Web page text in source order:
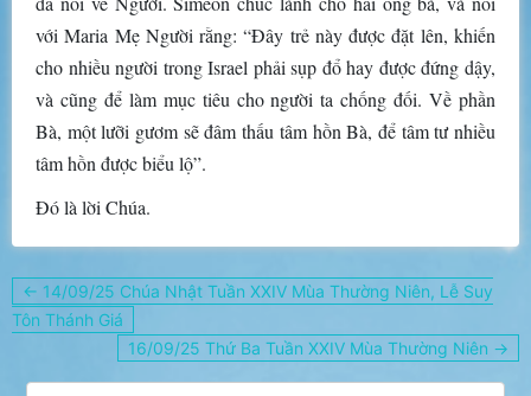
với Maria Mẹ Người rằng: “Ðây trẻ này được đặt lên, khiến
cho nhiều người trong Israel phải sụp đổ hay được đứng dậy,
và cũng để làm mục tiêu cho người ta chống đối. Về phần
Bà, một lưỡi gươm sẽ đâm thấu tâm hồn Bà, để tâm tư nhiều
tâm hồn được biểu lộ”.
Ðó là lời Chúa.
Điều
hướng
bài
← 14/09/25 Chúa Nhật Tuần XXIV Mùa Thường Niên, Lễ Suy
Tôn Thánh Giá
16/09/25 Thứ Ba Tuần XXIV Mùa Thường Niên →